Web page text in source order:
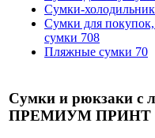
Сумки-
Сумки для
сумки 708
Пляжные сумки 70
Сумки и рюкзаки с
ПРЕМИУМ ПРИНТ